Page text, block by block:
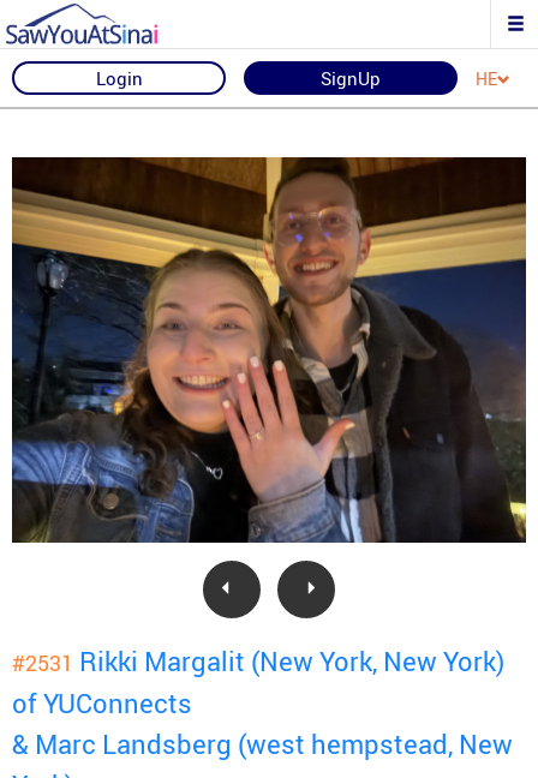
Login SignUp HE
#2531 Rikki Margalit (New York, New York)
of YUConnects
& Marc Landsberg (west hempstead, New